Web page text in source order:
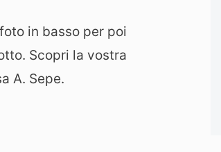
in basso per poi
Scopri la vostra
A. Sepe.